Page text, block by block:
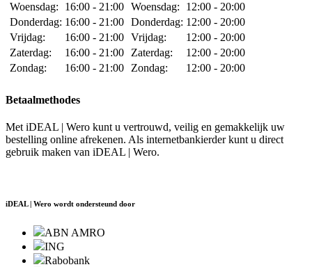
Woensdag:
16:00 - 21:00
Donderdag: 16:00 - 21:00
Vrijdag:
16:00 - 21:00
Zaterdag:
16:00 - 21:00
Zondag:
16:00 - 21:00
Woensdag:
12:00 - 20:00
Donderdag: 12:00 - 20:00
Vrijdag:
12:00 - 20:00
Zaterdag:
12:00 - 20:00
Zondag:
12:00 - 20:00
Betaalmethodes
Met iDEAL | Wero kunt u vertrouwd, veilig en gemakkelijk uw
bestelling online afrekenen. Als internetbankierder kunt u direct
gebruik maken van iDEAL | Wero.
iDEAL | Wero wordt ondersteund door
ABN AMRO
ING
Rabobank